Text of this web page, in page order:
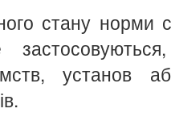
стану норми
установ